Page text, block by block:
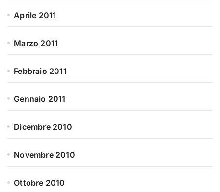
Aprile 2011
Marzo 2011
Febbraio 2011
Gennaio 2011
Dicembre 2010
Novembre 2010
Ottobre 2010